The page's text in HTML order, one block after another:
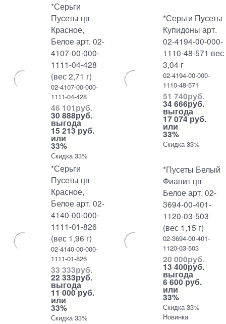
*Серьги
Пусеты цв
Красное,
Белое арт. 02-
4107-00-000-
1111-04-428
(вес 2,71 г)
02-4107-00-000-
1111-04-428
46 101руб.
30 888руб.
выгода
15 213 руб.
или
33%
Скидка 33%
*Серьги Пусеты
Купидоны арт.
02-4194-00-000-
1110-48-571 вес
3,04 г
02-4194-00-000-
1110-48-571
51 740руб.
34 666руб.
выгода
17 074 руб.
или
33%
Скидка 33%
*Серьги
Пусеты цв
Красное,
Белое арт. 02-
4140-00-000-
1111-01-826
(вес 1,96 г)
02-4140-00-000-
1111-01-826
33 333руб.
22 333руб.
выгода
11 000 руб.
или
33%
Скидка 33%
*Пусеты Белый
Фианит цв
Белое арт. 02-
3694-00-401-
1120-03-503
(вес 1,15 г)
02-3694-00-401-
1120-03-503
20 000руб.
13 400руб.
выгода
6 600 руб.
или
33%
Скидка 33%
Новинка